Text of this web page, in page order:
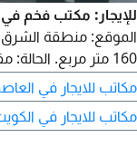
للإيجار: مكتب فخم
الموقع: منطقة الشرق
160 متر مربع.
مكاتب للايجار في
مكاتب للايجار في